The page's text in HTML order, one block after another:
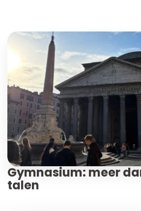
Gymnasium: meer
talen